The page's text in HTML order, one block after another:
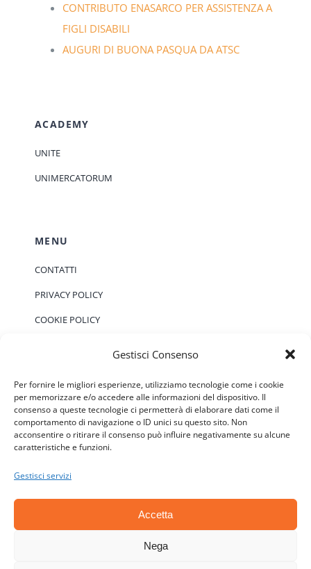
Gestisci Consenso
Per fornire le migliori esperienze, utilizziamo tecnologie come i cookie
per memorizzare e/o accedere alle informazioni del dispositivo. Il
consenso a queste tecnologie ci permetterà di elaborare dati come il
comportamento di navigazione o ID unici su questo sito. Non
acconsentire o ritirare il consenso può influire negativamente su alcune
caratteristiche e funzioni.
Gestisci servizi
Accetta
Nega
CONTRIBUTO ENASARCO PER ASSISTENZA A
FIGLI DISABILI
AUGURI DI BUONA PASQUA DA ATSC
ACADEMY
UNITE
UNIMERCATORUM
MENU
CONTATTI
PRIVACY POLICY
COOKIE POLICY
EVENTI
Notice
Non ci sono eventi previsti.
© Copyright 2006 - 2026 | ATSC - Agenti Teramo
Senza Confini - P.IVA: 01646590677 - CF: